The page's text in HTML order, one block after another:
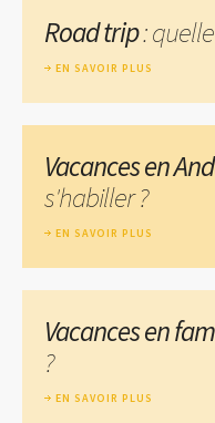
Road trip:
EN SAVOIR PLUS
Vacances en
s'habiller ?
EN SAVOIR PLUS
Vacances en
?
EN SAVOIR PLUS